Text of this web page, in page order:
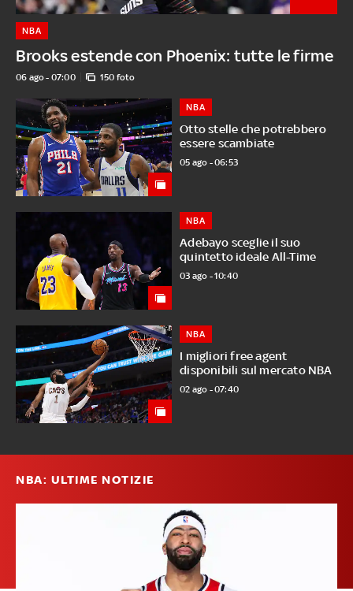
Brooks estende con Phoenix: tutte le firme
NBA
06 ago - 07:00 150 foto
Otto stelle che potrebbero
essere scambiate
NBA
05 ago - 06:53
Adebayo sceglie il suo
quintetto ideale All-Time
NBA
03 ago - 10:40
I migliori free agent
disponibili sul mercato NBA
NBA
02 ago - 07:40
NBA: ULTIME NOTIZIE